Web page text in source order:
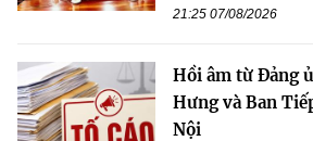
21:25 07/08/2026
Hồi âm từ Đảng
Hưng và Ban
Nội